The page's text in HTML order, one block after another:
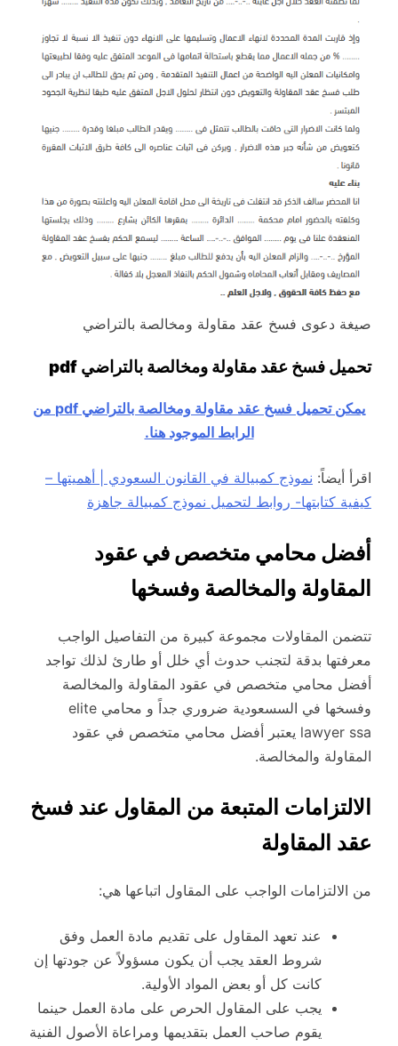
صيغة دعوى فسخ عقد مقاولة ومخالصة بالتراضي
تحميل فسخ عقد مقاولة ومخالصة بالتراضي pdf
يمكن تحميل فسخ عقد مقاولة ومخالصة بالتراضي pdf من
الرابط الموجود هنا.
اقرأ أيضاً: نموذج كمبيالة في القانون السعودي | أهميتها –
كيفية كتابتها- روابط لتحميل نموذج كمبيالة جاهزة
أفضل محامي متخصص في عقود
المقاولة والمخالصة وفسخها
تتضمن المقاولات مجموعة كبيرة من التفاصيل الواجب
معرفتها بدقة لتجنب حدوث أي خلل أو طارئ لذلك تواجد
أفضل محامي متخصص في عقود المقاولة والمخالصة
وفسخها في السسعودية ضروري جداً و محامي elite
lawyer ssa يعتبر أفضل محامي متخصص في عقود
المقاولة والمخالصة.
الالتزامات المتبعة من المقاول عند فسخ
عقد المقاولة
من الالتزامات الواجب على المقاول اتباعها هي:
عند تعهد المقاول على تقديم مادة العمل وفق
شروط العقد يجب أن يكون مسؤولاً عن جودتها إن
كانت كل أو بعض المواد الأولية.
يجب على المقاول الحرص على مادة العمل حينما
يقوم صاحب العمل بتقديمها ومراعاة الأصول الفنية